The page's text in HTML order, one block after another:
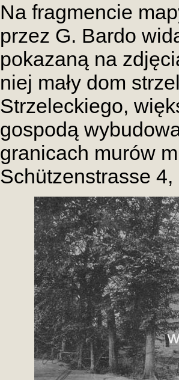
Na fragmencie
przez G. Bardo
pokazaną na
niej mały dom
Strzeleckiego,
gospodą
granicach murów
Schützenstrasse